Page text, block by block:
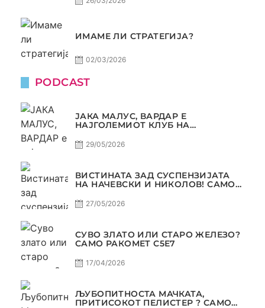
ИМАМЕ ЛИ СТРАТЕГИЈА?
02/03/2026
PODCAST
ЈАКА МАЛУС, ВАРДАР Е
НАЈГОЛЕМИОТ КЛУБ НА
29/05/2026
ВИСТИНАТА ЗАД СУСПЕНЗИЈАТА
НА НАЧЕВСКИ И НИКОЛОВ! САМО
27/05/2026
СУВО ЗЛАТО ИЛИ СТАРО ЖЕЛЕЗО?
САМО РАКОМЕТ С5Е7
17/04/2026
ЉУБОПИТНОСТА МАЧКАТА,
ПРИТИСОКОТ ПЕЛИСТЕР ? САМО